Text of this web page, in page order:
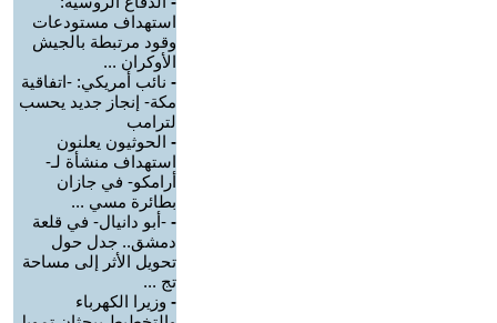
استهداف مستودعات
وقود مرتبطة بالجيش
الأوكران ...
- نائب أمريكي: -اتفاقية
مكة- إنجاز جديد يحسب
لترامب
- الحوثيون يعلنون
استهداف منشأة لـ-
أرامكو- في جازان
بطائرة مسي ...
- -أبو دانيال- في قلعة
دمشق.. جدل حول
تحويل الأثر إلى مساحة
تج ...
- وزيرا الكهرباء